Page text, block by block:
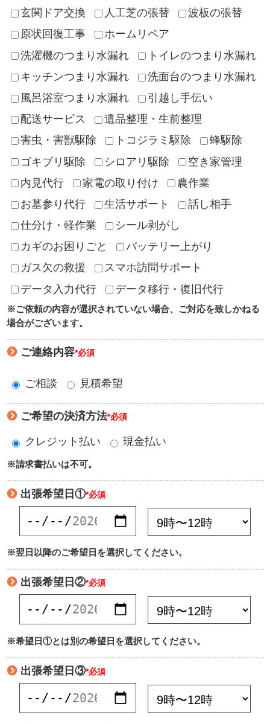
玄関ドア交換 人工芝の張替
波板の張替
原状回復工事
ホームリペア
洗濯機のつまり水漏れ
トイレのつまり水漏れ
キッチンつまり水漏れ
洗面台のつまり水漏れ
風呂浴室つまり水漏れ
引越し手伝い
配送サービス
遺品整理・生前整理
害虫・害獣駆除
トコジラミ駆除
蜂駆除
ゴキブリ駆除
シロアリ駆除
空き家管理
内見代行
家電の取り付け
農作業
お墓参り代行
生活サポート
話し相手
仕分け・軽作業
シール剥がし
カギのお困りごと
バッテリー上がり
ガス欠の救援
スマホ訪問サポート
データ入力代行
データ移行・復旧代行
※ご依頼の内容が選択されていない場合、ご対応を致しかねる
場合がございます。
ご連絡内容*必須
ご相談 見積希望
ご希望の決済方法*必須
クレジット払い 現金払い
※請求書払いは不可。
出張希望日①*必須
※翌日以降のご希望日を選択してください。
出張希望日②*必須
※希望日①とは別の希望日を選択してください。
出張希望日③*必須